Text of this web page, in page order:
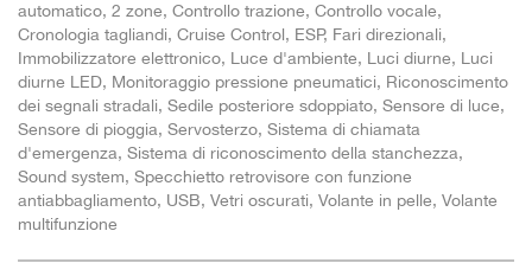
automatico, 2 zone, Controllo trazione, Controllo vocale,
Cronologia tagliandi, Cruise Control, ESP, Fari direzionali,
Immobilizzatore elettronico, Luce d'ambiente, Luci diurne, Luci
diurne LED, Monitoraggio pressione pneumatici, Riconoscimento
dei segnali stradali, Sedile posteriore sdoppiato, Sensore di luce,
Sensore di pioggia, Servosterzo, Sistema di chiamata
d'emergenza, Sistema di riconoscimento della stanchezza,
Sound system, Specchietto retrovisore con funzione
antiabbagliamento, USB, Vetri oscurati, Volante in pelle, Volante
multifunzione